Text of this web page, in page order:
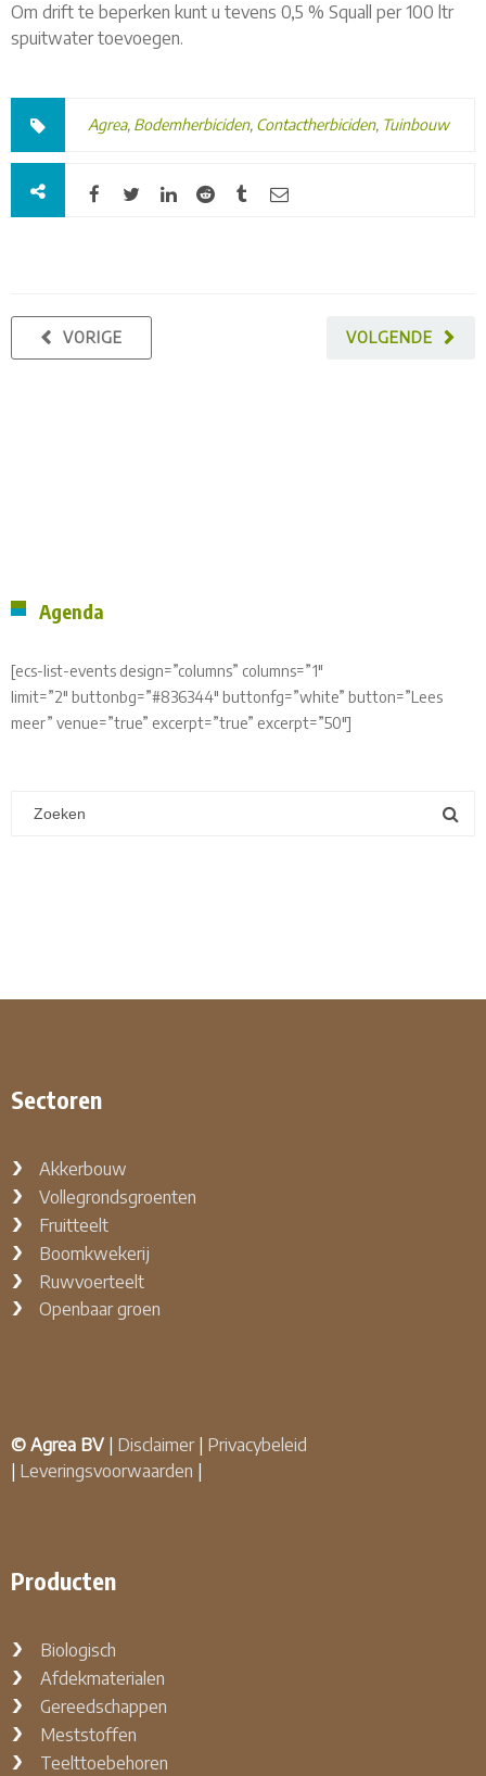
Om drift te beperken kunt u tevens 0,5 % Squall per 100 ltr
spuitwater toevoegen.
Agrea, Bodemherbiciden, Contactherbiciden, Tuinbouw
VOLGENDE
VORIGE
Agenda
[ecs-list-events design=”columns” columns=”1″
limit=”2″ buttonbg=”#836344″ buttonfg=”white” button=”Lees
meer” venue=”true” excerpt=”true” excerpt=”50″]
Sectoren
Akkerbouw
Vollegrondsgroenten
Fruitteelt
Boomkwekerij
Ruwvoerteelt
Openbaar groen
© Agrea BV Disclaimer| Privacybeleid
Leveringsvoorwaarden
Producten
Biologisch
Afdekmaterialen
Gereedschappen
Meststoffen
Teelttoebehoren